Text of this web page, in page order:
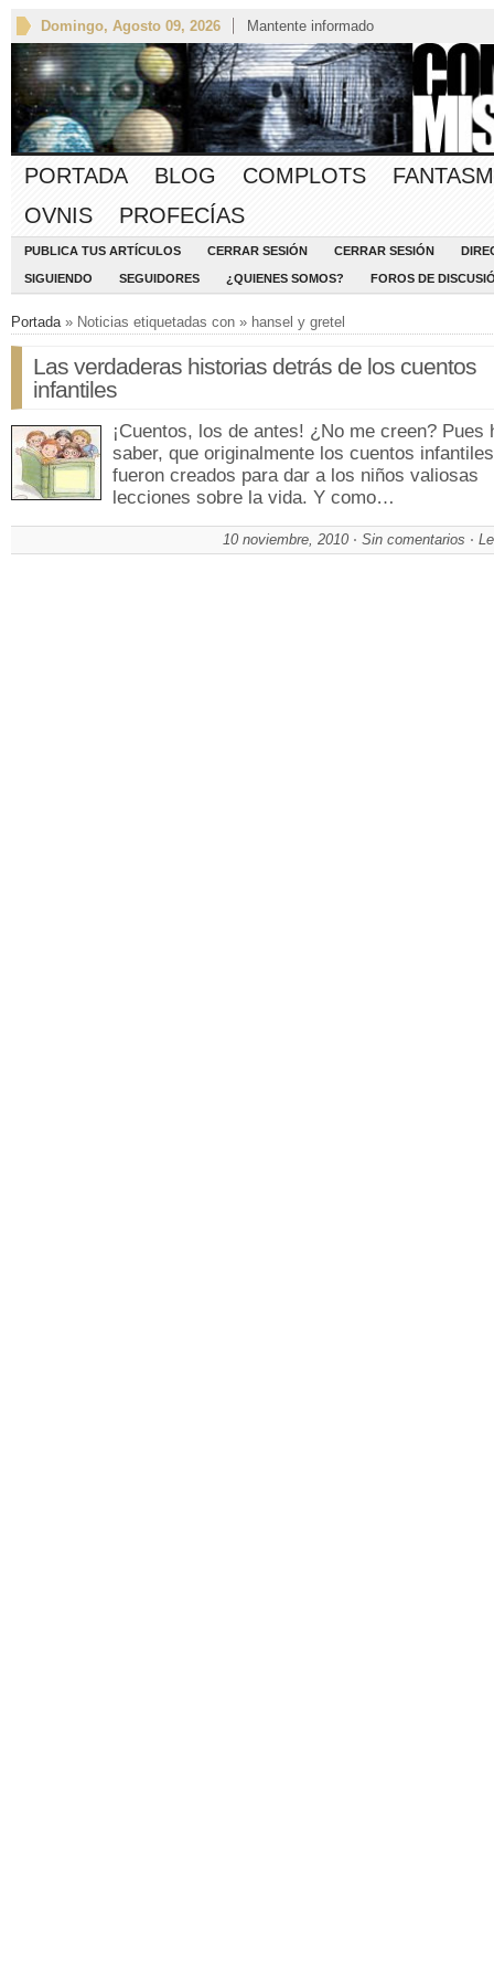
Domingo, Agosto 09, 2026 Mantente informado
PORTADA BLOG COMPLOTS
OVNIS
PROFECÍAS
PUBLICA TUS ARTÍCULOS CERRAR SESIÓN CERRAR SESIÓN
SIGUIENDO SEGUIDORES ¿QUIENES SOMOS? FOROS DE
Portada » Noticias etiquetadas con » hansel y gretel
Las verdaderas historias detrás de los cuentos
infantiles
¡Cuentos, los de antes! ¿No me creen? Pues
saber, que originalmente los cuentos infantiles
fueron creados para dar a los niños valiosas
lecciones sobre la vida. Y como…
10 noviembre, 2010 Sin comentarios